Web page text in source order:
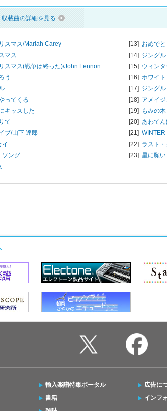
収載曲の詳細を見る
スマス/Mariah Carey
マス
スマス(戦争は終った)/John Lennon
う
ってくる
キッスした
て
ブ/山下 達郎
イ
ソング
[13] おめで
[14] ジング
[15] ウィン
[16] ホワイ
[17] ジング
[18] アメイ
[19] もみの木
[20] あわて
[21] WINTER
[22] ラスト
[23] 星に願い
輸入楽譜特集ポータル
書籍
広告に
インフ